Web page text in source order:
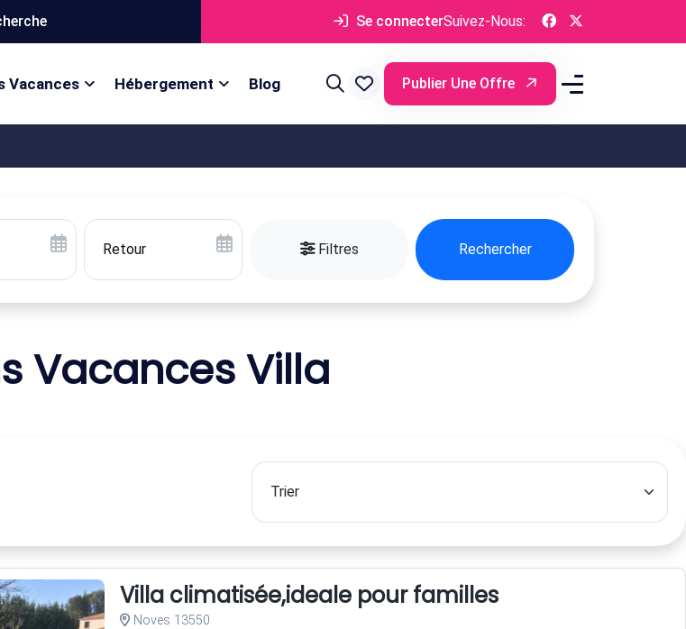
Se connecterSuivez-Nous:
Vacances Hébergement Blog Publier Une Offre
Filtres Rechercher
Vacances Villa
Villa climatisée,ideale pour familles
Noves 13550